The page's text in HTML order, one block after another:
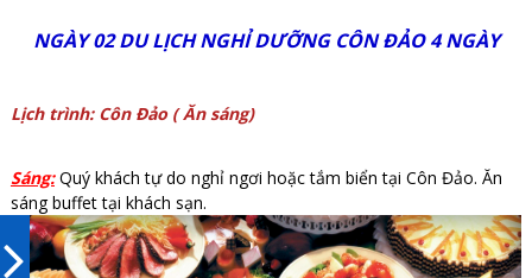
NGÀY 02 DU LỊCH NGHỈ DƯỠNG CÔN ĐẢO 4 NGÀY
Lịch trình: Côn Đảo ( Ăn sáng)
Sáng:Quý khách tự do nghỉ ngơi hoặc tắm biển tại Côn Đảo. Ăn
sáng buffet tại khách sạn.